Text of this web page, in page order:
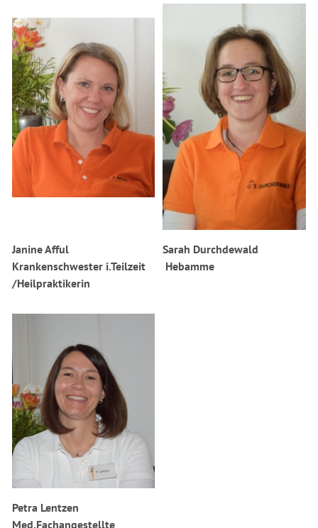
Janine Afful
Krankenschwester i.Teilzeit
/Heilpraktikerin
Sarah Durchdewald
Hebamme
Petra Lentzen
Med.Fachangestellte